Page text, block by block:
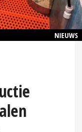
NIEUWS